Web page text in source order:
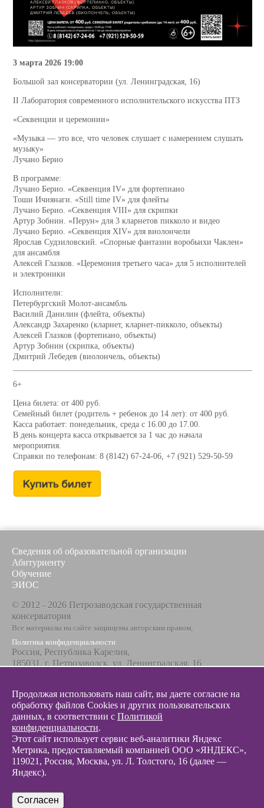
3 марта 2026 19:00
Большой зал консерватории (ул. Ленинградская, 16)
II Лаборатория современного исполнительского искусства ПТЗ
«Секвенции и церемонии»
«Музыка — это все, что человек слушает с намерением слушать
музыку»
Лучано Берио
В программе:
Лучано Берио. «Секвенция IV» для фортепиано
Тоши Ичиянаги. «Still time IV» для флейты
Лучано Берио. «Секвенция VIII» для скрипки
Артур Зобнин. «Перун» для 3 кларнетов пикколо и видео
Лучано Берио. «Секвенция XIV» для виолончели
Ярослав Судзиловский. «Спорные фантазии воробьихи Чаклен»
для ансамбля
Алексей Глазков. «Церемония третьего часа» для 5 исполнителей
и электроники
Исполнители:
Петербургский Молот-ансамбль
Василий Данилин (флейта, объекты)
Александр Захаренко (кларнет, кларнет-пикколо, объекты)
Алексей Глазков (фортепиано, объекты)
Артур Зобнин (скрипка, объекты)
Дмитрий Лебедев (виолончель, объекты)
6+
Цена билета: от 400 руб.
Семейный билет (родитель + ребенок до 14 лет): от 400 руб.
Касса работает: понедельник, среда с 16.00 до 17.00.
В день концерта касса открывается за 1 час до начала
мероприятия.
Справки по телефонам: 8 (8142) 67-24-06, +7 (921) 529-50-59
Сведения об образовательной организации
Абитуриенту
Обучение
ЭИОС
© 2012 - 2026 Петрозаводская государственная
консерватория
Все материалы на сайте защищены авторским правом,
Политика конфиденциальности
Россия, Республика Карелия,
185031, г. Петрозаводск, ул. Ленинградская, 16
+7 8142 67-23-67
Эл. почта
info@glazunovcons.ru
© 2012 - 2026 Разработка и поддержка сайта ООО «
Продолжая использовать наш сайт, вы даете согласие на
обработку файлов Cookies и других пользовательских
данных, в соответствии с Политикой
конфиденциальности.
Этот сайт использует сервис веб-аналитики Яндекс
Метрика, предоставляемый компанией ООО «ЯНДЕКС»,
119021, Россия, Москва, ул. Л. Толстого, 16 (далее —
Яндекс).
Согласен